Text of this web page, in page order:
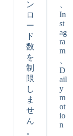
ン
ロ
ー
ド
数
を
制
限
し
ま
せ
ん
。
In
st
ag
ra
m
D
ail
y
m
ot
io
n